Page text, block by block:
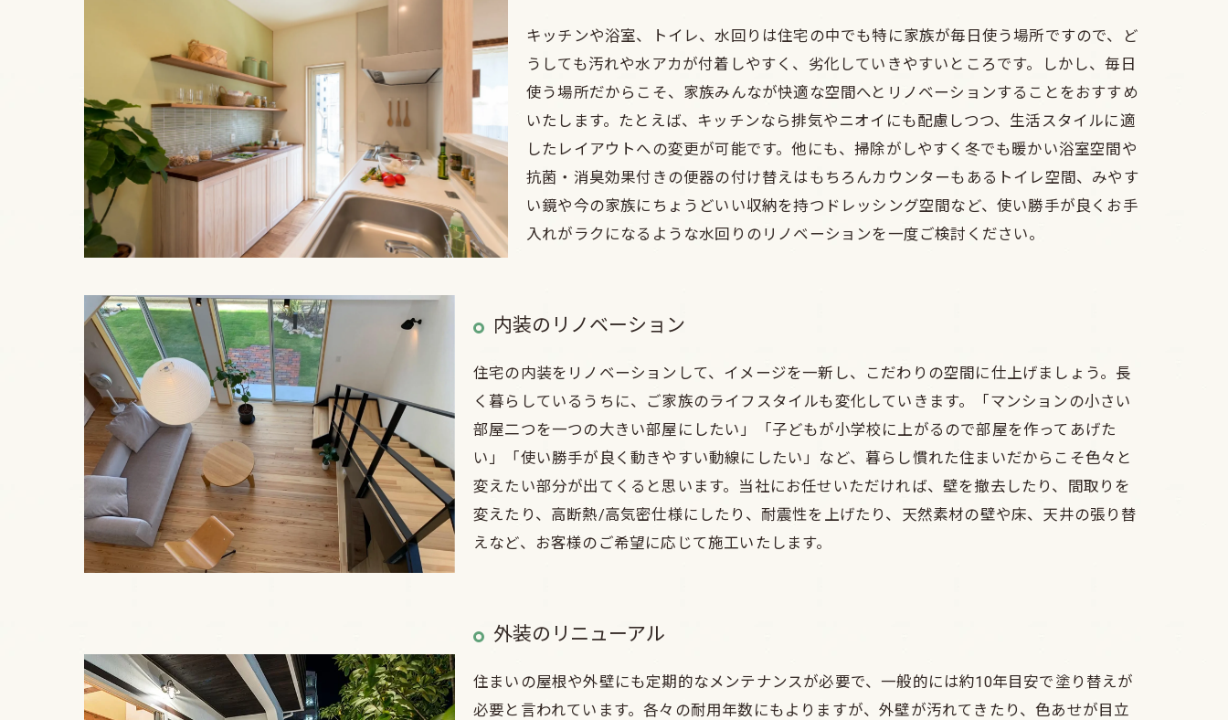
キッチンや浴室、トイレ、水回りは住宅の中でも特に家族が毎日使う場所ですので、ど
うしても汚れや水アカが付着しやすく、劣化していきやすいところです。しかし、毎日
使う場所だからこそ、家族みんなが快適な空間へとリノベーションすることをおすすめ
いたします。たとえば、キッチンなら排気やニオイにも配慮しつつ、生活スタイルに適
したレイアウトへの変更が可能です。他にも、掃除がしやすく冬でも暖かい浴室空間や
抗菌・消臭効果付きの便器の付け替えはもちろんカウンターもあるトイレ空間、みやす
い鏡や今の家族にちょうどいい収納を持つドレッシング空間など、使い勝手が良くお手
入れがラクになるような水回りのリノベーションを一度ご検討ください。
内装のリノベーション
住宅の内装をリノベーションして、イメージを一新し、こだわりの空間に仕上げましょう。長
く暮らしているうちに、ご家族のライフスタイルも変化していきます。「マンションの小さい
部屋二つを一つの大きい部屋にしたい」「子どもが小学校に上がるので部屋を作ってあげた
い」「使い勝手が良く動きやすい動線にしたい」など、暮らし慣れた住まいだからこそ色々と
変えたい部分が出てくると思います。当社にお任せいただければ、壁を撤去したり、間取りを
変えたり、高断熱/高気密仕様にしたり、耐震性を上げたり、天然素材の壁や床、天井の張り替
えなど、お客様のご希望に応じて施工いたします。
外装のリニューアル
住まいの屋根や外壁にも定期的なメンテナンスが必要で、一般的には約10年目安で塗り替えが
必要と言われています。各々の耐用年数にもよりますが、外壁が汚れてきたり、色あせが目立